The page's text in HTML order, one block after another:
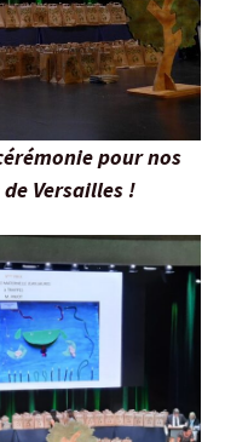
pour nos
Versailles !